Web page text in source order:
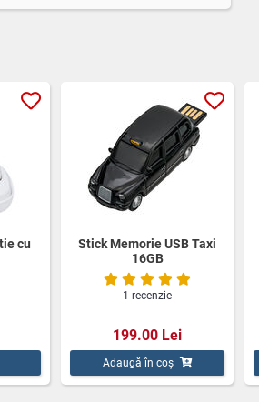
cu
Stick Memorie USB Taxi
16GB
1 recenzie
199.00 Lei
Adaugă în coș